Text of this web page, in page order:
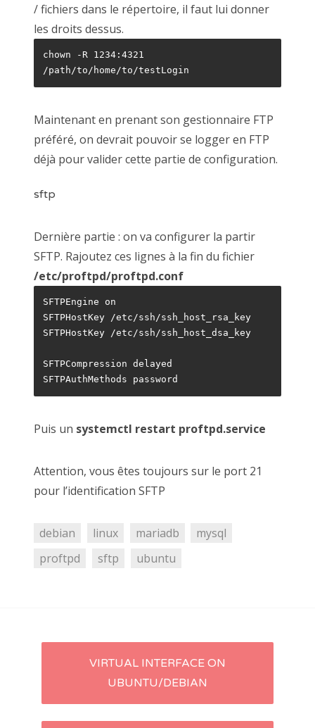
/ fichiers dans le répertoire, il faut lui donner
les droits dessus.
chown -R 1234:4321
/path/to/home/to/testLogin
Maintenant en prenant son gestionnaire FTP
préféré, on devrait pouvoir se logger en FTP
déjà pour valider cette partie de configuration.
sftp
Dernière partie : on va configurer la partir
SFTP. Rajoutez ces lignes à la fin du fichier
/etc/proftpd/proftpd.conf
SFTPEngine on
SFTPHostKey /etc/ssh/ssh_host_rsa_key
SFTPHostKey /etc/ssh/ssh_host_dsa_key
SFTPCompression delayed
SFTPAuthMethods password
Puis un systemctl restart proftpd.service
Attention, vous êtes toujours sur le port 21
pour l’identification SFTP
debian linux mariadb
mysql
proftpd
sftp ubuntu
NavigationVIRTUAL INTERFACE ON
UBUNTU/DEBIAN